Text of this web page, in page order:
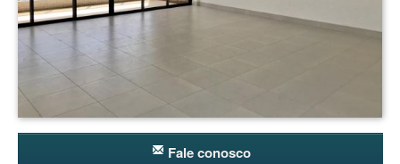
Fale conosco